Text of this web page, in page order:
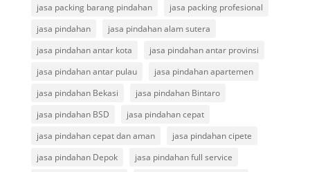
jasa packing barang pindahan
jasa packing profesional
jasa pindahan
jasa pindahan alam sutera
jasa pindahan antar kota
jasa pindahan antar provinsi
jasa pindahan antar pulau
jasa pindahan apartemen
jasa pindahan Bekasi
jasa pindahan Bintaro
jasa pindahan BSD
jasa pindahan cepat
jasa pindahan cepat dan aman
jasa pindahan cipete
jasa pindahan Depok
jasa pindahan full service